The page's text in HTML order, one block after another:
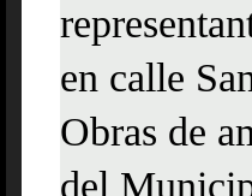
en calle
Obras de